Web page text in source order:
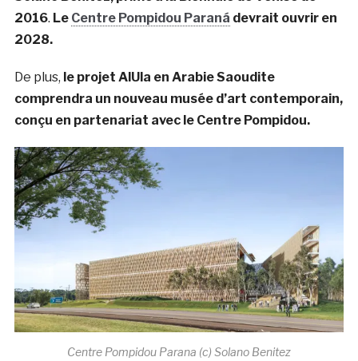
2016. Le Centre Pompidou Paraná devrait ouvrir en
2028.
De plus, le projet AlUla en Arabie Saoudite
comprendra un nouveau musée d’art contemporain,
conçu en partenariat avec le Centre Pompidou.
Centre Pompidou Parana (c) Solano Benitez